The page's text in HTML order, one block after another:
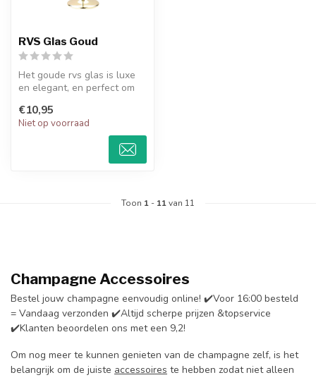
RVS Glas Goud
Het goude rvs glas is luxe
en elegant, en perfect om
€10,95
Niet op voorraad
Toon 1 - 11van 11
Champagne Accessoires
Bestel jouw champagne eenvoudig online! ✔️Voor 16:00 besteld
= Vandaag verzonden ✔️Altijd scherpe prijzen &topservice
✔️Klanten beoordelen ons met een 9,2!
Om nog meer te kunnen genieten van de champagne zelf, is het
belangrijk om de juiste accessoires te hebben zodat niet alleen